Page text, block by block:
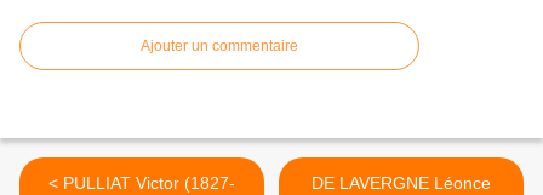
Ajouter un commentaire
< PULLIAT Victor (1827-
DE LAVERGNE Léonce